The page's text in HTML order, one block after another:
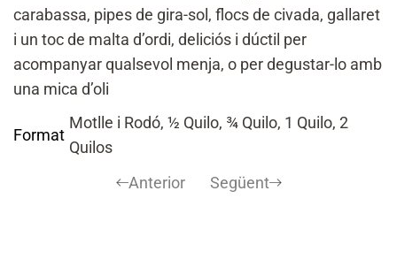
carabassa, pipes de gira-sol, flocs de civada, gallaret
i un toc de malta d’ordi, deliciós i dúctil per
acompanyar qualsevol menja, o per degustar-lo amb
una mica d’oli
Format
Motlle i Rodó, ½ Quilo, ¾ Quilo, 1 Quilo, 2
Quilos
Anterior
Següent